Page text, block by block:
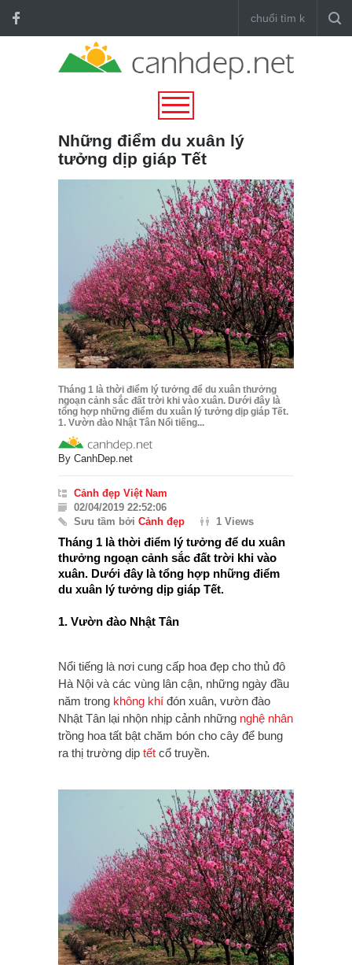
Những điểm du xuân lý
tưởng dịp giáp Tết
Tháng 1 là thời điểm lý tưởng để du xuân thưởng
ngoạn cảnh sắc đất trời khi vào xuân. Dưới đây là
tổng hợp những điểm du xuân lý tưởng dịp giáp Tết.
1. Vườn đào Nhật Tân Nổi tiếng...
By CanhDep.net
Cảnh đẹp Việt Nam
02/04/2019 22:52:06
Sưu tầm bởi Cảnh đẹp 1 Views
Tháng 1 là thời điểm lý tưởng để du xuân
thưởng ngoạn cảnh sắc đất trời khi vào
xuân. Dưới đây là tổng hợp những điểm
du xuân lý tưởng dịp giáp Tết.
1. Vườn đào Nhật Tân
Nổi tiếng là nơi cung cấp hoa đẹp cho thủ đô
Hà Nội và các vùng lân cận, những ngày đầu
năm trong không khí đón xuân, vườn đào
Nhật Tân lại nhộn nhịp cảnh những nghệ nhân
trồng hoa tất bật chăm bón cho cây để bung
ra thị trường dịp tết cổ truyền.